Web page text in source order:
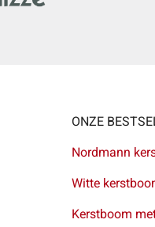
ONZE
Nordmann
Witte
Kerstboom